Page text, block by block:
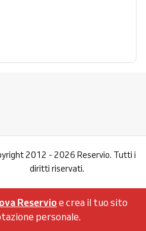
2012 - 2026 Reservio. Tutti i
diritti riservati.
Reservio e crea il tuo sito
personale.